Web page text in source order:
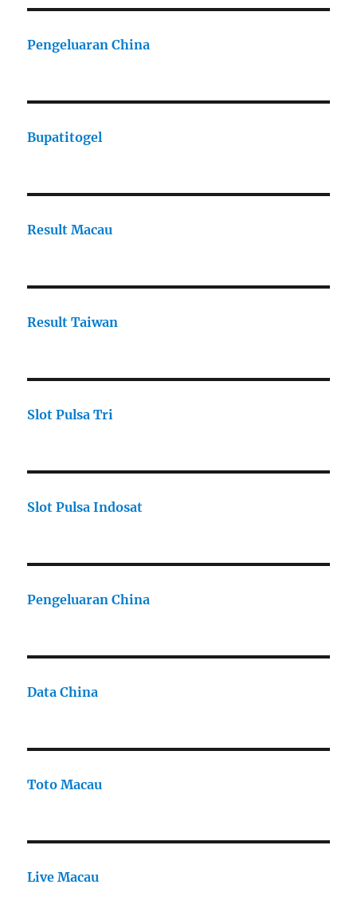
Pengeluaran China
Bupatitogel
Result Macau
Result Taiwan
Slot Pulsa Tri
Slot Pulsa Indosat
Pengeluaran China
Data China
Toto Macau
Live Macau